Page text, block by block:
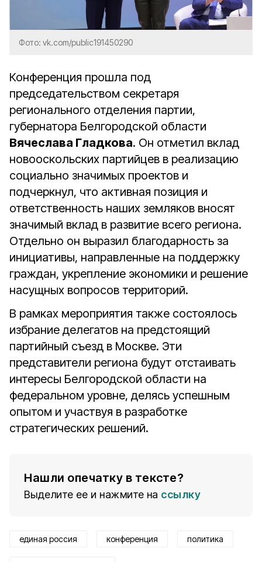
Фото: vk.com/public191450290
Конференция прошла под
председательством секретаря
регионального отделения партии,
губернатора Белгородской области
Вячеслава Гладкова. Он отметил вклад
новооскольских партийцев в реализацию
социально значимых проектов и
подчеркнул, что активная позиция и
ответственность наших земляков вносят
значимый вклад в развитие всего региона.
Отдельно он выразил благодарность за
инициативы, направленные на поддержку
граждан, укрепление экономики и решение
насущных вопросов территорий.
В рамках мероприятия также состоялось
избрание делегатов на предстоящий
партийный съезд в Москве. Эти
представители региона будут отстаивать
интересы Белгородской области на
федеральном уровне, делясь успешным
опытом и участвуя в разработке
стратегических решений.
Нашли опечатку в тексте?
Выделите ее и нажмите на ссылку
единая россия конференция политика